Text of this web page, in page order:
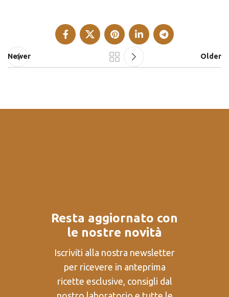
Newer Older
Resta aggiornato con
le nostre novità
Iscriviti alla nostra newsletter
per ricevere in anteprima
ricette esclusive, consigli dal